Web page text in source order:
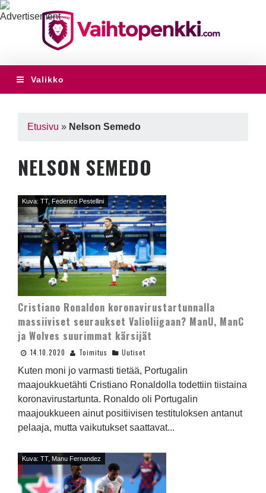
Valikko
Etusivu » Nelson Semedo
NELSON SEMEDO
Kuva: TT, Federico Pestellini
Cristiano Ronaldon koronavirustartunnalla
massiiviset seuraukset Valioliigaan? ManU, ManC
ja Wolves suurimmat kärsijät
14.10.2020 Toimitus Uutiset
Kuten moni jo varmasti tietää, Portugalin
maajoukkuetähti Cristiano Ronaldolla todettiin tiistaina
koronavirustartunta. Ronaldo oli Portugalin
maajoukkueen ainut positiivisen testituloksen antanut
pelaaja, mutta vaikutukset saattavat...
Kuva: TT, Manu Fernandez